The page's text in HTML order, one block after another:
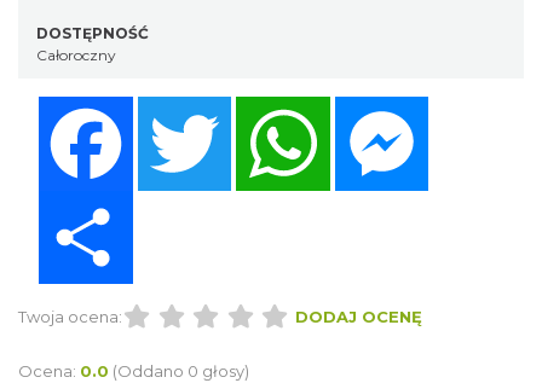
DOSTĘPNOŚĆ
Całoroczny
Twitter WhatsApp
Twoja ocena: DODAJ OCENĘ
Ocena: 0.0 (Oddano 0 głosy)